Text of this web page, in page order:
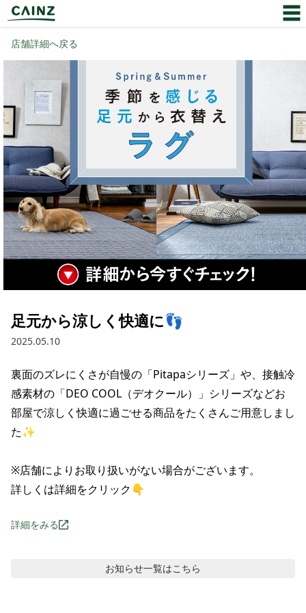
店舗詳細へ戻る
足元から涼しく快適に👣
2025.05.10
裏面のズレにくさが自慢の「Pitapaシリーズ」や、接触冷
感素材の「DEO COOL（デオクール）」シリーズなどお
部屋で涼しく快適に過ごせる商品をたくさんご用意しまし
た✨
※店舗によりお取り扱いがない場合がございます。
詳しくは詳細をクリック👇
詳細をみる
お知らせ一覧はこちら